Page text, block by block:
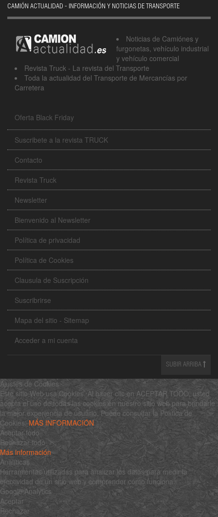
CAMIÓN ACTUALIDAD - INFORMACIÓN Y NOTICIAS DE TRANSPORTE
Noticias de Camiónes y
furgonetas, vehículo industrial
y vehículo comercial
Revista Truck - La revista del Transporte
Toda la actualidad del Transporte de Mercancías por
Carretera
Oferta Black Friday
Suscribete a la revista TRUCK
Contacto
Revista Truck
Newsletter
Bienvenido al Newsletter
Política de privacidad
Política de Cookies
Clausula de Suscripción
Suscribrirse
Mapa del sitio - Sitemap
Acceder a mi cuenta
SUBIR ARRIBA
Ajustes de Cookies
Este sitio Web usa Cookies. Al hacer clic en ACEPTAR TODO, usted
acepta el uso de todas las cookies en nuestro sitio web para brindarle
la mejor experiencia de usuario. Puede consultar la Política de
Cookies: MÁS INFORMACIÓN
Aceptar todo
Rechazar todo
Más información
Analíticas
Herramientas utilizadas para analizar los datos para medir la
efectividad de un sitio web y comprender cómo funciona.
Google Analytics
Aceptar
Rechazar